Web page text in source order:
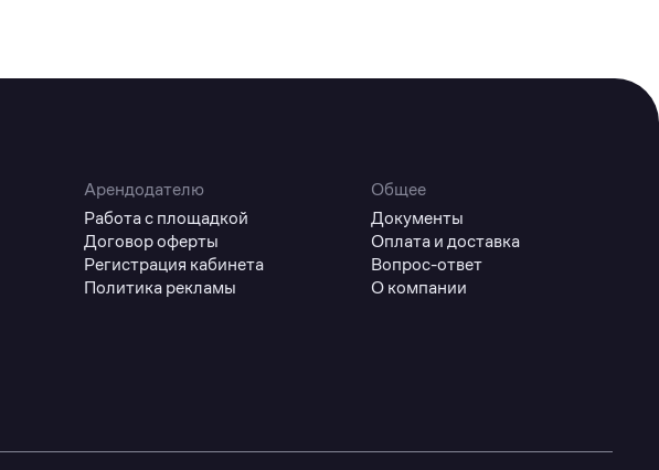
Арендодателю
Работа с площадкой
Договор оферты
Регистрация кабинета
Политика рекламы
Общее
Документы
Оплата и доставка
Вопрос-ответ
О компании